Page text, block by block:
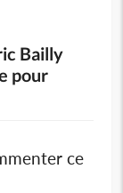
Bailly
pour
ce